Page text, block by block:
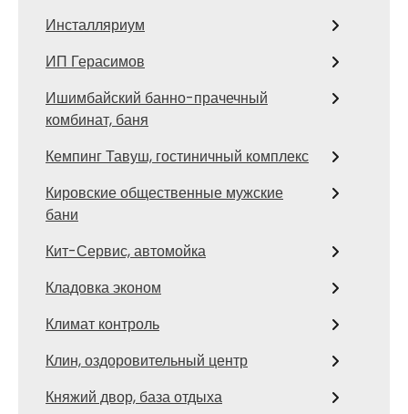
Инсталляриум
ИП Герасимов
Ишимбайский банно-прачечный
комбинат, баня
Кемпинг Тавуш, гостиничный комплекс
Кировские общественные мужские
бани
Кит-Сервис, автомойка
Кладовка эконом
Климат контроль
Клин, оздоровительный центр
Княжий двор, база отдыха